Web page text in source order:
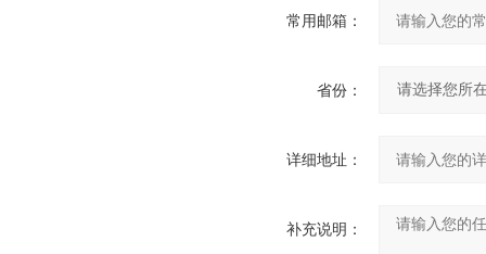
常用邮箱：
省份：
详细地址：
补充说明：